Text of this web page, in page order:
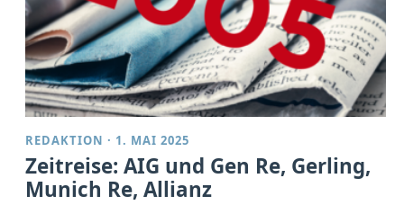
REDAKTION · 1. MAI 2025
Zeitreise: AIG und Gen Re, Gerling,
Munich Re, Allianz